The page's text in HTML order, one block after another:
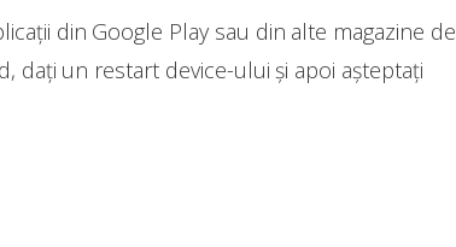
din Google Play sau din alte magazine de
dați un restart device-ului și apoi așteptați